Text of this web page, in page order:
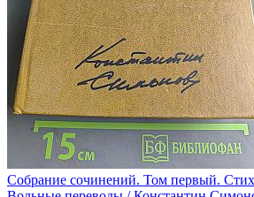
Собрание сочинений. Том первый.